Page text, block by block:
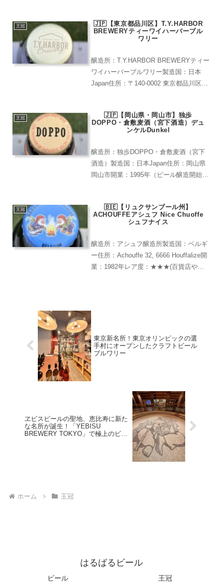
ヴァイツェン専門の醸造所マイゼル...
王冠
🇯🇵【東京都品川区】T.Y.HARBOR
BREWERYティーワイハーバーブル
ワリー
醸造所：T.Y.HARBOR BREWERYティー
ワイハーバーブルワリー製造国：日本
Japan住所：〒140-0002 東京都品川区東
王冠
🇯🇵【岡山県・岡山市】独歩
DOPPO・倉敷麦酒（宮下酒造）デュ
ンケルDunkel
醸造所：独歩DOPPO・倉敷麦酒（宮下
酒造）製造国：日本Japan住所：岡山県
岡山市開業：1995年（ビール醸造開始）
【送料込み】【期間限定】地ビール独歩
王冠
🇧🇪【リュクサンブール州】
ACHOUFFEアシュフ Nice Chuoffe
シュフナイス
醸造所：アシュフ醸造所製造国：ベルギ
ー住所：Achouffe 32, 6666 Houffalize開
業：1982年レア度：★★★(百貨店やビ
東京新名所！東京オリンピックの選
手村にオープンしたクラフトビール
ブルワリー
ヱビスビールの聖地、恵比寿に新た
な名所が誕生！「YEBISU
BREWERY TOKYO」で極上のビー
ホーム 王冠
はるばるビール
ビール 王冠